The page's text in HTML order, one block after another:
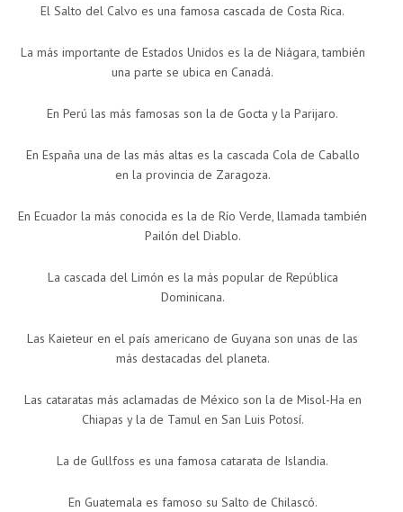
El Salto del Calvo es una famosa cascada de Costa Rica.
La más importante de Estados Unidos es la de Niágara, también
una parte se ubica en Canadá.
En Perú las más famosas son la de Gocta y la Parijaro.
En España una de las más altas es la cascada Cola de Caballo
en la provincia de Zaragoza.
En Ecuador la más conocida es la de Río Verde, llamada también
Pailón del Diablo.
La cascada del Limón es la más popular de República
Dominicana.
Las Kaieteur en el país americano de Guyana son unas de las
más destacadas del planeta.
Las cataratas más aclamadas de México son la de Misol-Ha en
Chiapas y la de Tamul en San Luis Potosí.
La de Gullfoss es una famosa catarata de Islandia.
En Guatemala es famoso su Salto de Chilascó.